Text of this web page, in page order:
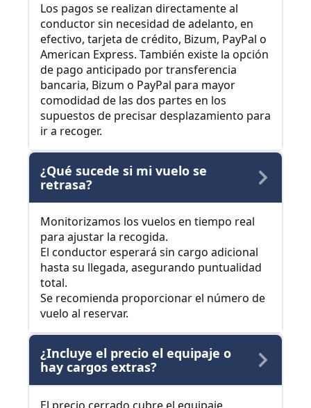
Los pagos se realizan directamente al
conductor sin necesidad de adelanto, en
efectivo, tarjeta de crédito, Bizum, PayPal o
American Express. También existe la opción
de pago anticipado por transferencia
bancaria, Bizum o PayPal para mayor
comodidad de las dos partes en los
supuestos de precisar desplazamiento para
ir a recoger.
¿Qué sucede si mi vuelo se
retrasa?
Monitorizamos los vuelos en tiempo real
para ajustar la recogida.
El conductor esperará sin cargo adicional
hasta su llegada, asegurando puntualidad
total.
Se recomienda proporcionar el número de
vuelo al reservar.
¿Incluye el precio el equipaje o
hay cargos extras?